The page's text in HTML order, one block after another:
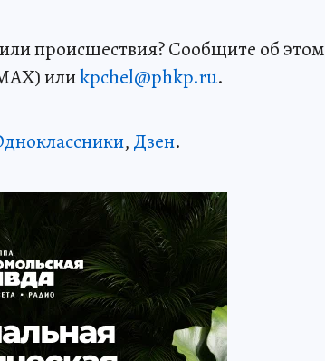
происшествия? Сообщите об этом
илиkpchel@phkp.ru.
, Дзен.